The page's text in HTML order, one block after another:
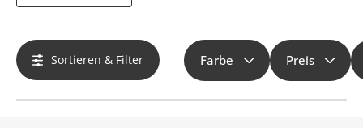
Sortieren & Filter Farbe Preis